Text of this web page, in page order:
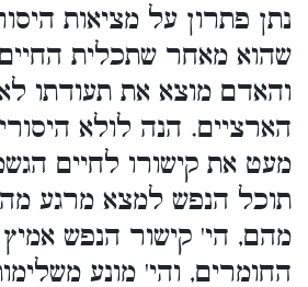
נתן פתרון על מציאות
שהוא מאחר שתכלית
והאדם מוצא את תעודתו
הארציים. הנה לולא
מעט את קישורו לחיים
תוכל הנפש למצא מרגע
מהם, הי' קישור הנפש
החומרים, והי' מונע